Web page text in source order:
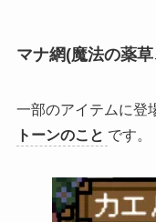
マナ網(魔法の薬
一部のアイテムに登
トーンのこと です。